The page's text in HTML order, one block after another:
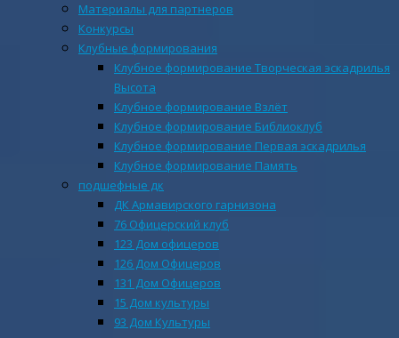
Материалы для партнеров
Конкурсы
Клубные формирования
Клубное формирование Творческая эскадрилья
Высота
Клубное формирование Взлёт
Клубное формирование Библиоклуб
Клубное формирование Первая эскадрилья
Клубное формирование Память
подшефные дк
ДК Армавирского гарнизона
76 Офицерский клуб
123 Дом офицеров
126 Дом Офицеров
131 Дом Офицеров
15 Дом культуры
93 Дом Культуры